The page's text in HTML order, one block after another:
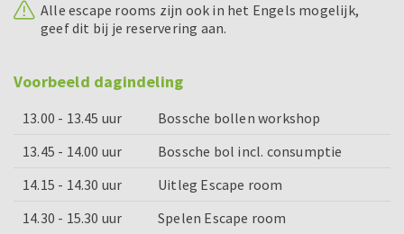
Alle escape rooms zijn ook in het Engels mogelijk,
geef dit bij je reservering aan.
Voorbeeld dagindeling
13.00 - 13.45 uur
Bossche bollen workshop
13.45 - 14.00 uur
Bossche bol incl. consumptie
14.15 - 14.30 uur
Uitleg Escape room
14.30 - 15.30 uur
Spelen Escape room